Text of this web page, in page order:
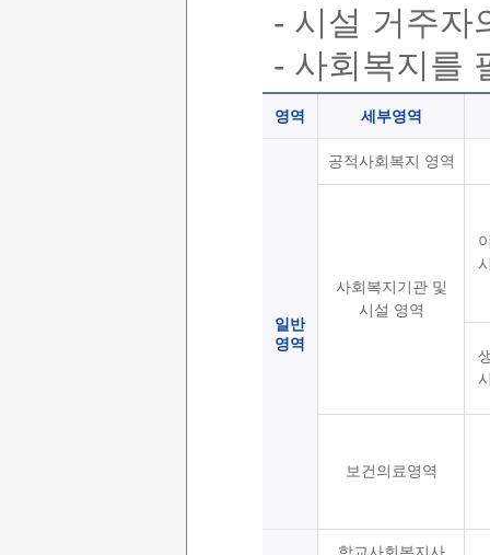
- 시설 거주자
- 사회복지를
영역 세부영역
일반
영역
공적사회복지 영역
사회복지기관 및
시설 영역
보건의료영역